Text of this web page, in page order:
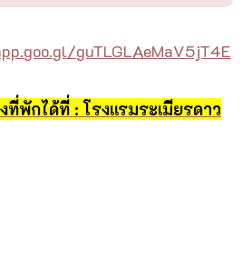
guTLGLAeMaV5jT4E
ที่พักได้ที่ : โรงแรมระเมียรดาว